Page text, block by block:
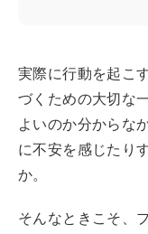
実際に行動を起こ
づくための大切な
よいのか分からな
に不安を感じたり
か。
そんなときこそ、